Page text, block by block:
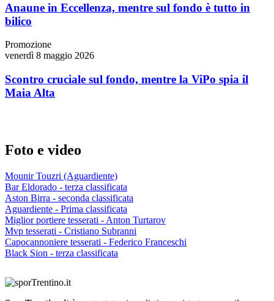
Anaune in Eccellenza, mentre sul fondo è tutto in
bilico
Promozione
venerdì 8 maggio 2026
Scontro cruciale sul fondo, mentre la ViPo spia il
Maia Alta
Foto e video
Mounir Touzri (Aguardiente)
Bar Eldorado - terza classificata
Aston Birra - seconda classificata
Aguardiente - Prima classificata
Miglior portiere tesserati - Anton Turtarov
Mvp tesserati - Cristiano Subranni
Capocannoniere tesserati - Federico Franceschi
Black Sion - terza classificata